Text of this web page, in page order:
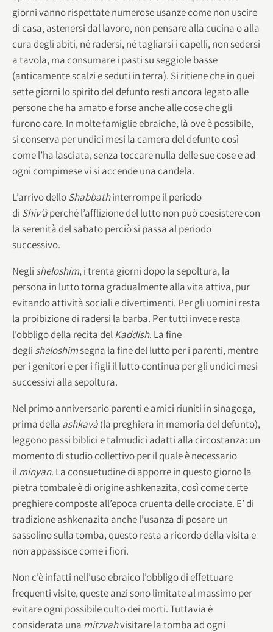
giorni vanno rispettate numerose usanze come non uscire
di casa, astenersi dal lavoro, non pensare alla cucina o alla
cura degli abiti, né radersi, né tagliarsi i capelli, non sedersi
a tavola, ma consumare i pasti su seggiole basse
(anticamente scalzi e seduti in terra). Si ritiene che in quei
sette giorni lo spirito del defunto resti ancora legato alle
persone che ha amato e forse anche alle cose che gli
furono care. In molte famiglie ebraiche, là ove è possibile,
si conserva per undici mesi la camera del defunto così
come l’ha lasciata, senza toccare nulla delle sue cose e ad
ogni compimese vi si accende una candela.
L’arrivo delloShabbathinterrompe il periodo
di Shiv’àperché l’afflizione del lutto non può coesistere con
la serenità del sabato perciò si passa al periodo
successivo.
Negli sheloshim, i trenta giorni dopo la sepoltura, la
persona in lutto torna gradualmente alla vita attiva, pur
evitando attività sociali e divertimenti. Per gli uomini resta
la proibizione di radersi la barba. Per tutti invece resta
l’obbligo della recita delKaddish. La fine
degli sheloshimsegna la fine del lutto per i parenti, mentre
per i genitori e per i figli il lutto continua per gli undici mesi
successivi alla sepoltura.
Nel primo anniversario parenti e amici riuniti in sinagoga,
prima della ashkavà(la preghiera in memoria del defunto),
leggono passi biblici e talmudici adatti alla circostanza: un
momento di studio collettivo per il quale è necessario
ilminyan. La consuetudine di apporre in questo giorno la
pietra tombale è di origine ashkenazita, così come certe
preghiere composte all’epoca cruenta delle crociate. E’ di
tradizione ashkenazita anche l’usanza di posare un
sassolino sulla tomba, questo resta a ricordo della visita e
non appassisce come i fiori.
Non c’è infatti nell’uso ebraico l’obbligo di effettuare
frequenti visite, queste anzi sono limitate al massimo per
evitare ogni possibile culto dei morti. Tuttavia è
considerata una mitzvahvisitare la tomba ad ogni